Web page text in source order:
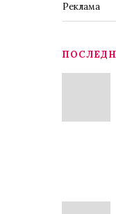
Реклама